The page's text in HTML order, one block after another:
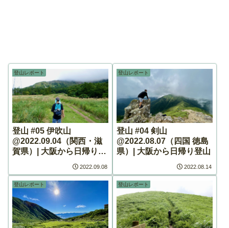
登山レポート
登山 #05 伊吹山
@2022.09.04（関西・滋
賀県）| 大阪から日帰り登
2022.09.08
登山レポート
登山 #04 剣山
@2022.08.07（四国 徳島
県）| 大阪から日帰り登山
2022.08.14
登山レポート 登山レポート